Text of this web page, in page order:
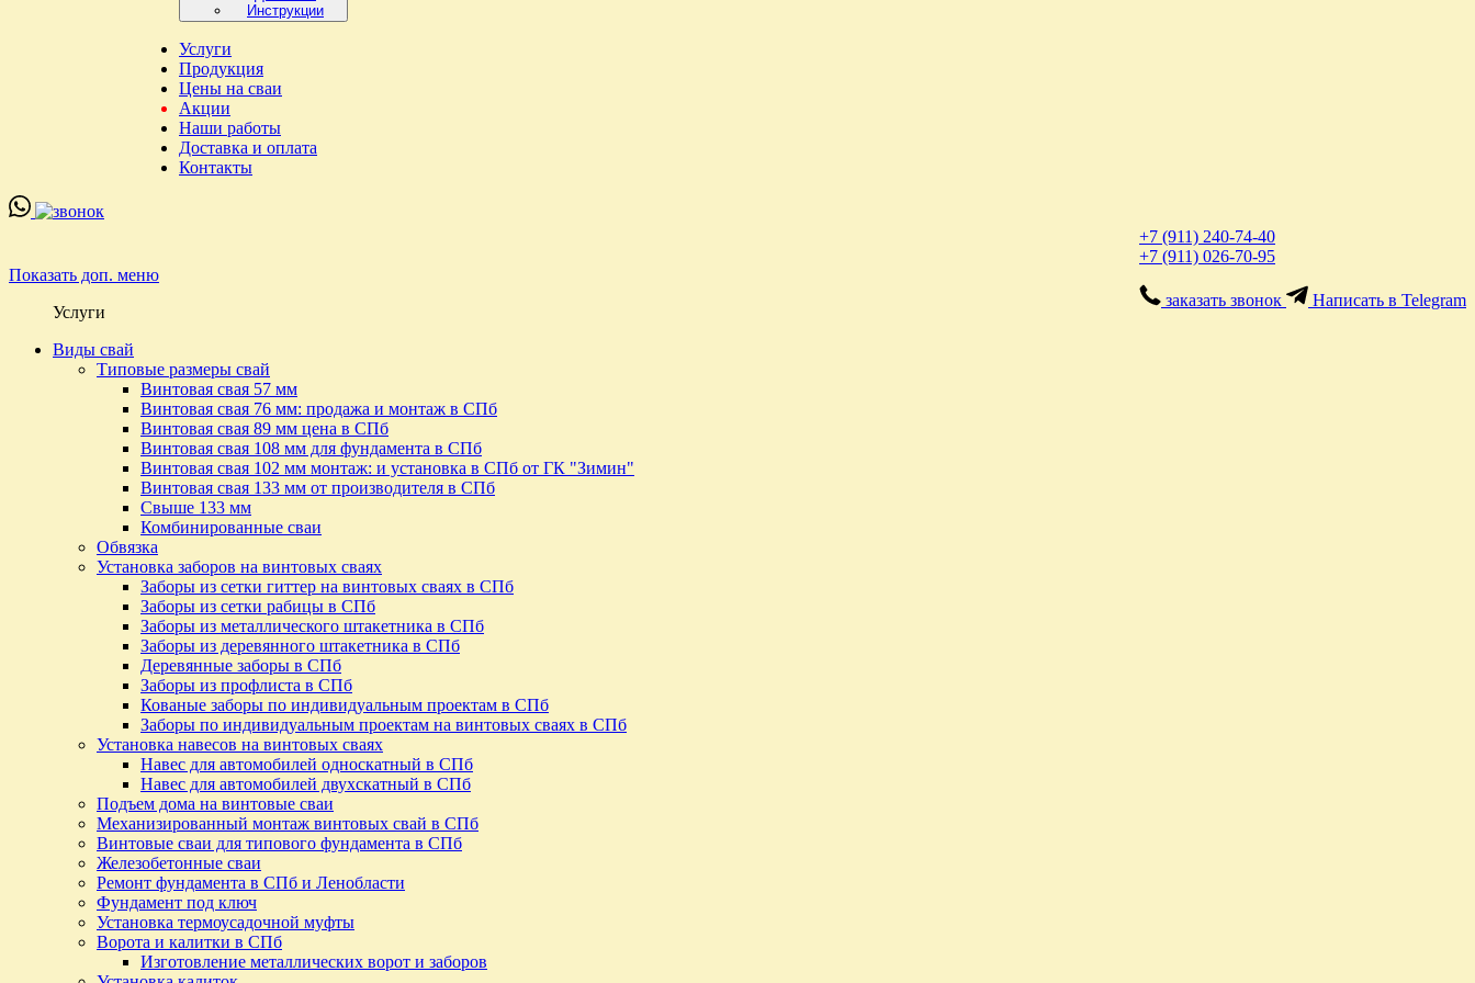
Инструкции
Услуги
Продукция
Цены на сваи
Акции
Наши работы
Доставка и оплата
Контакты
+7 (911) 240-74-40
+7 (911) 026-70-95
заказать звонок Написать в Telegram
Показать доп. меню
Услуги
Виды свай
Типовые размеры свай
Винтовая свая 57 мм
Винтовая свая 76 мм: продажа и монтаж в СПб
Винтовая свая 89 мм цена в СПб
Винтовая свая 108 мм для фундамента в СПб
Винтовая свая 102 мм монтаж: и установка в СПб от ГК "Зимин"
Винтовая свая 133 мм от производителя в СПб
Свыше 133 мм
Комбинированные сваи
Обвязка
Установка заборов на винтовых сваях
Заборы из сетки гиттер на винтовых сваях в СПб
Заборы из сетки рабицы в СПб
Заборы из металлического штакетника в СПб
Заборы из деревянного штакетника в СПб
Деревянные заборы в СПб
Заборы из профлиста в СПб
Кованые заборы по индивидуальным проектам в СПб
Заборы по индивидуальным проектам на винтовых сваях в СПб
Установка навесов на винтовых сваях
Навес для автомобилей односкатный в СПб
Навес для автомобилей двухскатный в СПб
Подъем дома на винтовые сваи
Механизированный монтаж винтовых свай в СПб
Винтовые сваи для типового фундамента в СПб
Железобетонные сваи
Ремонт фундамента в СПб и Ленобласти
Фундамент под ключ
Установка термоусадочной муфты
Ворота и калитки в СПб
Изготовление металлических ворот и заборов